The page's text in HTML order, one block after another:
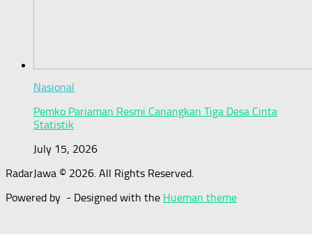
Nasional
Pemko Pariaman Resmi Canangkan Tiga Desa Cinta
Statistik
July 15, 2026
RadarJawa © 2026. All Rights Reserved.
Powered by - Designed with the Hueman theme